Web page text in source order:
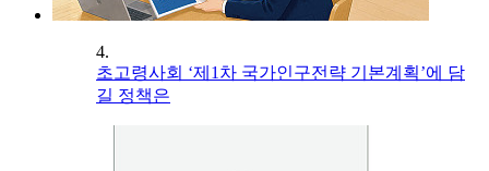
4.
초고령사회 ‘제1차 국가인구전략 기본계획’에 담
길 정책은